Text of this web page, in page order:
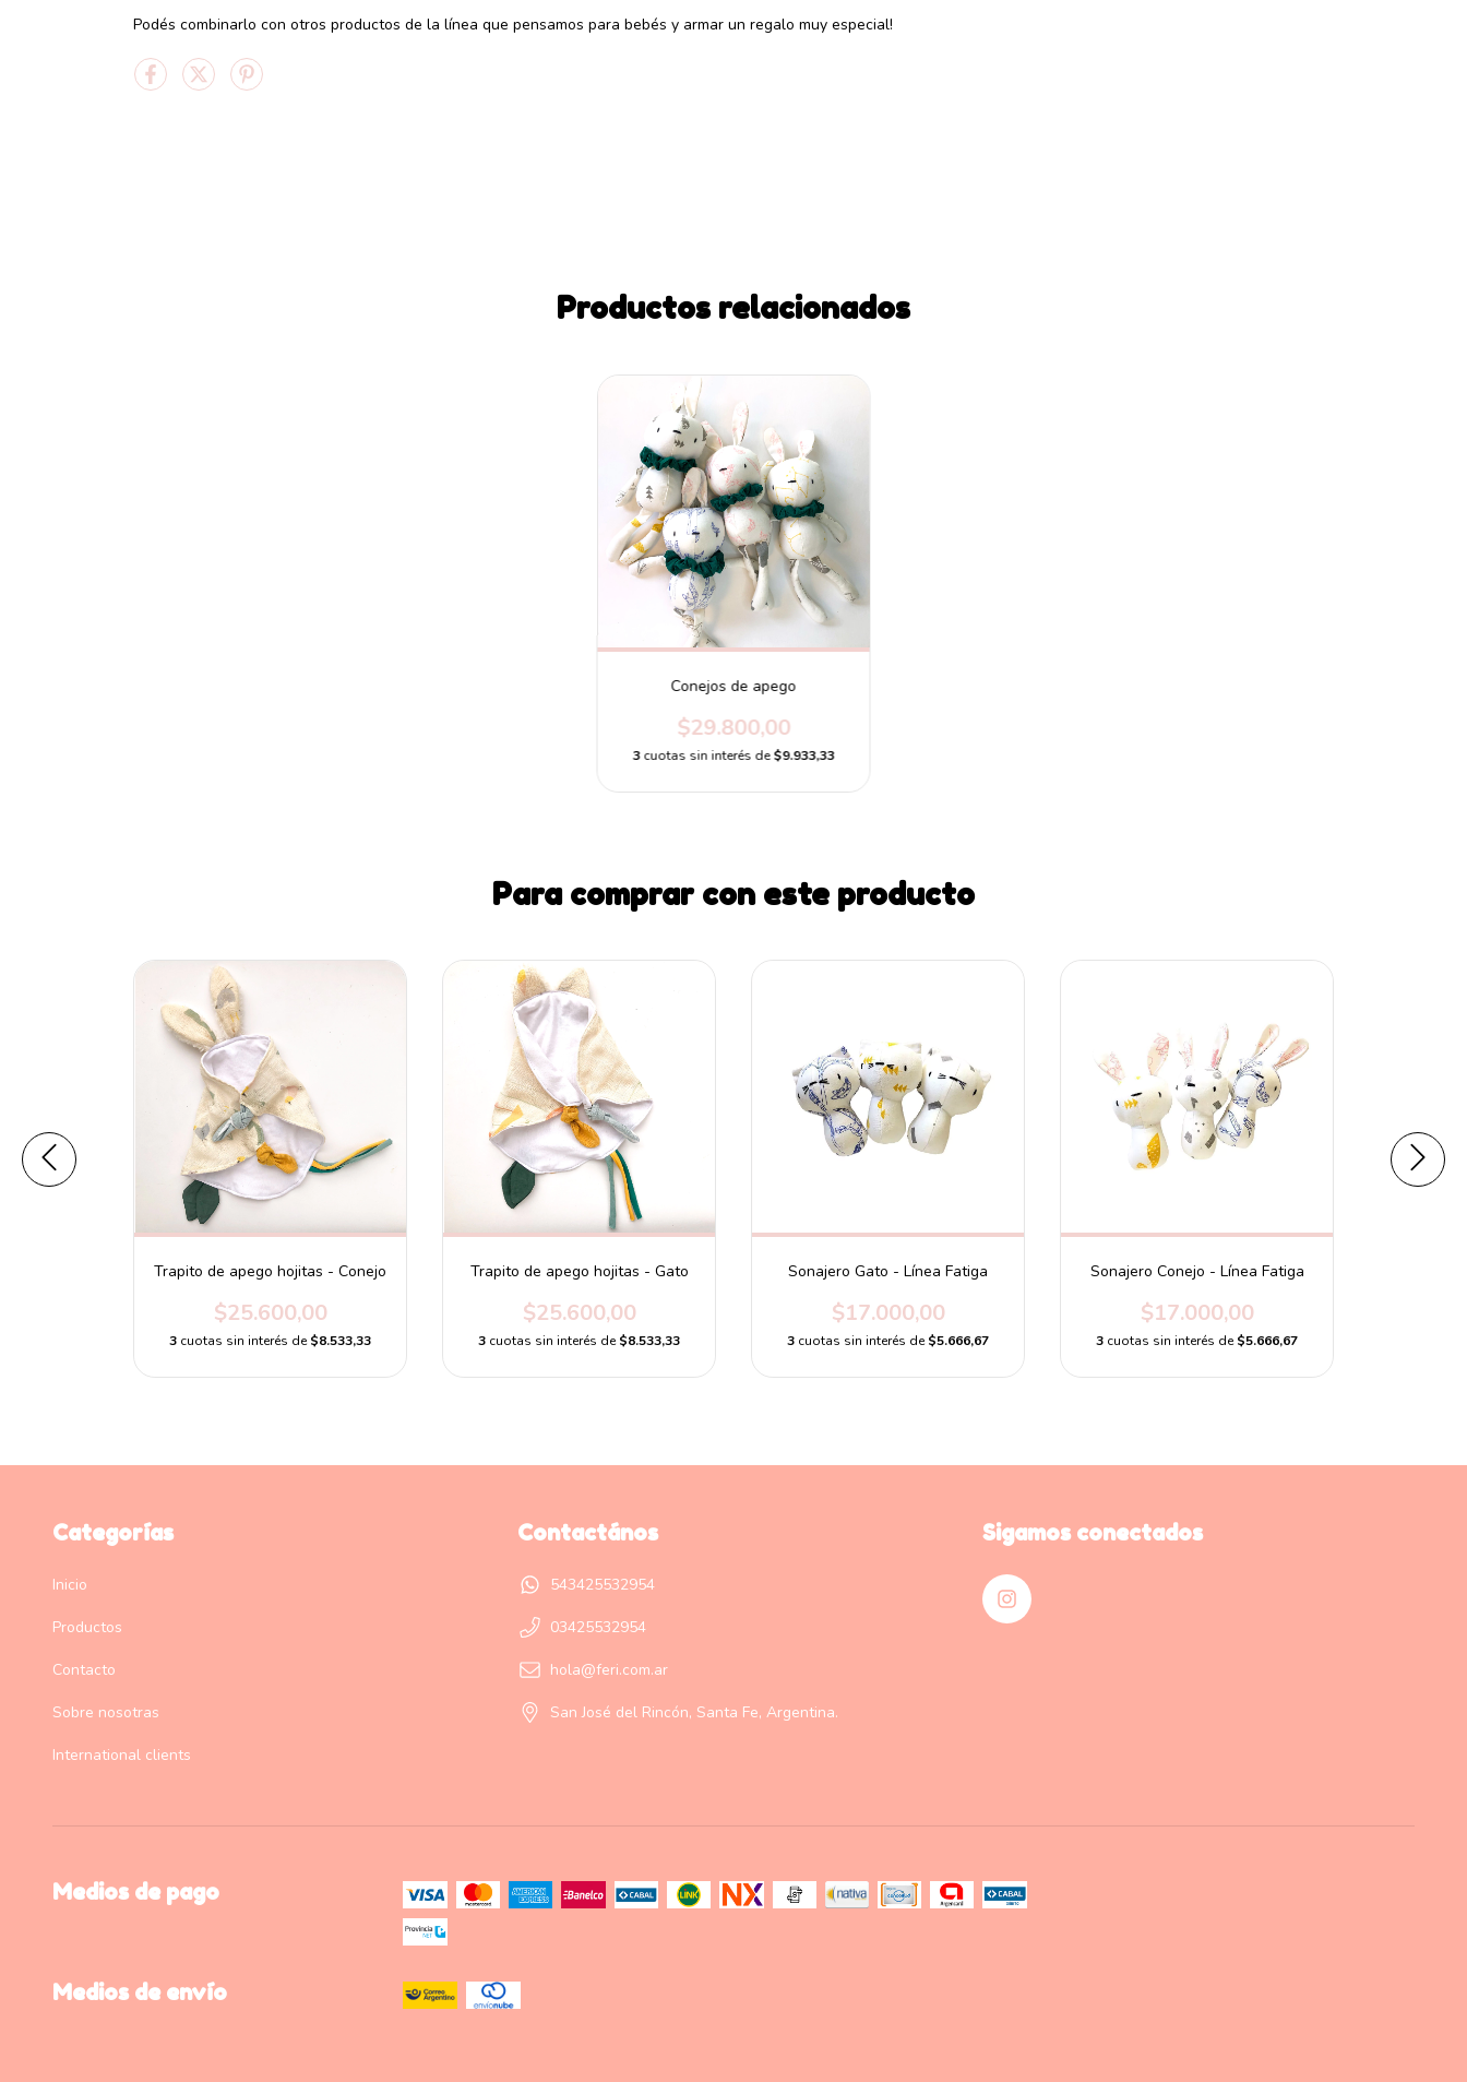
Podés combinarlo con otros productos de la línea que pensamos para bebés y armar un regalo muy especial!
Productos relacionados
Conejos de apego
$29.800,00
3 cuotas sin interés de$9.933,33
Para comprar con este producto
Trapito de apego hojitas - Conejo
$25.600,00
3 cuotas sin interés de$8.533,33
Trapito de apego hojitas - Gato
$25.600,00
3 cuotas sin interés de$8.533,33
Sonajero Gato - Línea Fatiga
$17.000,00
3 cuotas sin interés de$5.666,67
Sonajero Conejo - Línea Fatiga
$17.000,00
3 cuotas sin interés de$5.666,67
Categorías
Inicio
Productos
Contacto
Sobre nosotras
International clients
Contactános
543425532954
03425532954
hola@feri.com.ar
San José del Rincón, Santa Fe, Argentina.
Sigamos conectados
Medios de pago
Medios de envío